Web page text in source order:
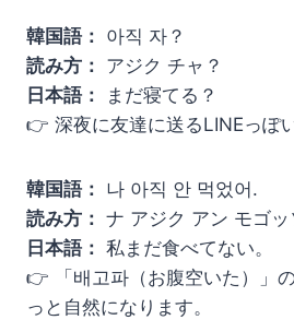
韓国語： 아직 자？
読み方： アジク チャ？
日本語：
まだ寝てる？
👉 深夜に友達に送るLINEっぽ
韓国語： 나 아직 안 먹었어.
読み方： ナ アジク アン モゴッ
日本語： 私まだ食べてない。
👉 「배고파（お腹空いた）」
っと自然になります。